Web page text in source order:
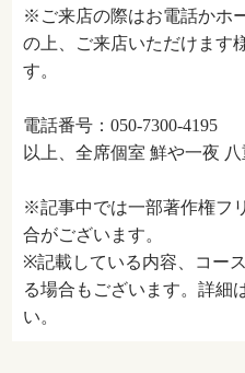
※ご来店の際はお電話かホ
の上、ご来店いただけます
す。
電話番号：050-7300-4195
以上、全席個室 鮮や一夜
※記事中では一部著作権フ
合がございます。
※記載している内容、コー
る場合もございます。詳細
い。